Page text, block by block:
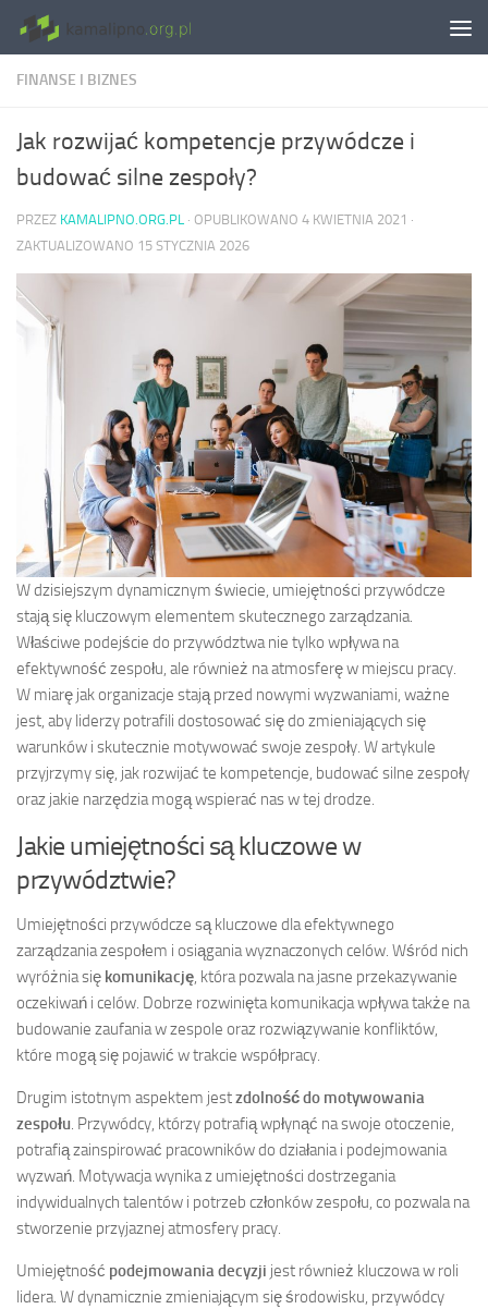
Skip to content
FINANSE I BIZNES
Jak rozwijać kompetencje przywódcze i
budować silne zespoły?
PRZEZ KAMALIPNO.ORG.PL · OPUBLIKOWANO 4 KWIETNIA 2021 ·
ZAKTUALIZOWANO 15 STYCZNIA 2026
W dzisiejszym dynamicznym świecie, umiejętności przywódcze
stają się kluczowym elementem skutecznego zarządzania.
Właściwe podejście do przywództwa nie tylko wpływa na
efektywność zespołu, ale również na atmosferę w miejscu pracy.
W miarę jak organizacje stają przed nowymi wyzwaniami, ważne
jest, aby liderzy potrafili dostosować się do zmieniających się
warunków i skutecznie motywować swoje zespoły. W artykule
przyjrzymy się, jak rozwijać te kompetencje, budować silne zespoły
oraz jakie narzędzia mogą wspierać nas w tej drodze.
Jakie umiejętności są kluczowe w
przywództwie?
Umiejętności przywódcze są kluczowe dla efektywnego
zarządzania zespołem i osiągania wyznaczonych celów. Wśród nich
wyróżnia się komunikację, która pozwala na jasne przekazywanie
oczekiwań i celów. Dobrze rozwinięta komunikacja wpływa także na
budowanie zaufania w zespole oraz rozwiązywanie konfliktów,
które mogą się pojawić w trakcie współpracy.
Drugim istotnym aspektem jestzdolność do motywowania
zespołu. Przywódcy, którzy potrafią wpłynąć na swoje otoczenie,
potrafią zainspirować pracowników do działania i podejmowania
wyzwań. Motywacja wynika z umiejętności dostrzegania
indywidualnych talentów i potrzeb członków zespołu, co pozwala na
stworzenie przyjaznej atmosfery pracy.
Umiejętność podejmowania decyzji jest również kluczowa w roli
lidera. W dynamicznie zmieniającym się środowisku, przywódcy